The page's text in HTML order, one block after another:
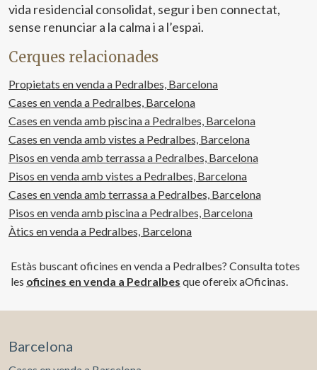
vida residencial consolidat, segur i ben connectat,
sense renunciar a la calma i a l’espai.
Cerques relacionades
Propietats en venda a Pedralbes, Barcelona
Cases en venda a Pedralbes, Barcelona
Cases en venda amb piscina a Pedralbes, Barcelona
Cases en venda amb vistes a Pedralbes, Barcelona
Pisos en venda amb terrassa a Pedralbes, Barcelona
Pisos en venda amb vistes a Pedralbes, Barcelona
Cases en venda amb terrassa a Pedralbes, Barcelona
Pisos en venda amb piscina a Pedralbes, Barcelona
Àtics en venda a Pedralbes, Barcelona
Estàs buscant oficines en venda a Pedralbes? Consulta totes
les oficines en venda a Pedralbes que ofereix aOficinas.
Barcelona